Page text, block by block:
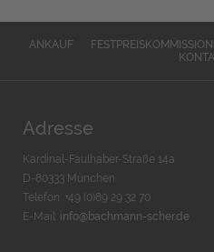
ANKAUF FESTPREISKOMMISSION
Adresse
Kardinal-Faulhaber-Straße 14a
D-80333 München
Telefon: +49 (0)89 29 32 70
E-Mail: info@bachmann-scher.de